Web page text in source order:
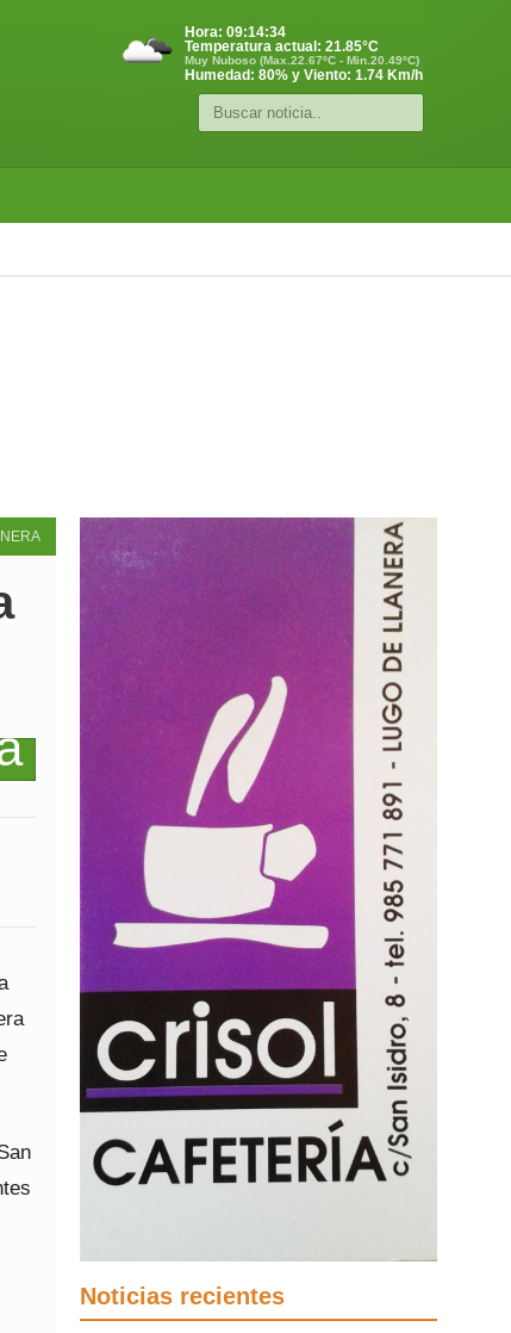
Hora: 09:14:34
Temperatura actual: 21.85°C
Muy Nuboso (Max.22.67ºC - Min.20.49ºC)
Humedad: 80% y Viento: 1.74 Km/h
Noticias recientes